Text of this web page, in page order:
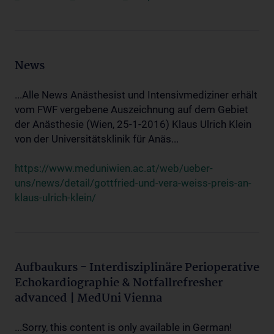
News
...Alle News Anästhesist und Intensivmediziner erhält
vom FWF vergebene Auszeichnung auf dem Gebiet
der Anästhesie (Wien, 25-1-2016) Klaus Ulrich Klein
von der Universitätsklinik für Anäs...
https://www.meduniwien.ac.at/web/ueber-
uns/news/detail/gottfried-und-vera-weiss-preis-an-
klaus-ulrich-klein/
Aufbaukurs - Interdisziplinäre Perioperative
Echokardiographie & Notfallrefresher
advanced | MedUni Vienna
...Sorry, this content is only available in German!